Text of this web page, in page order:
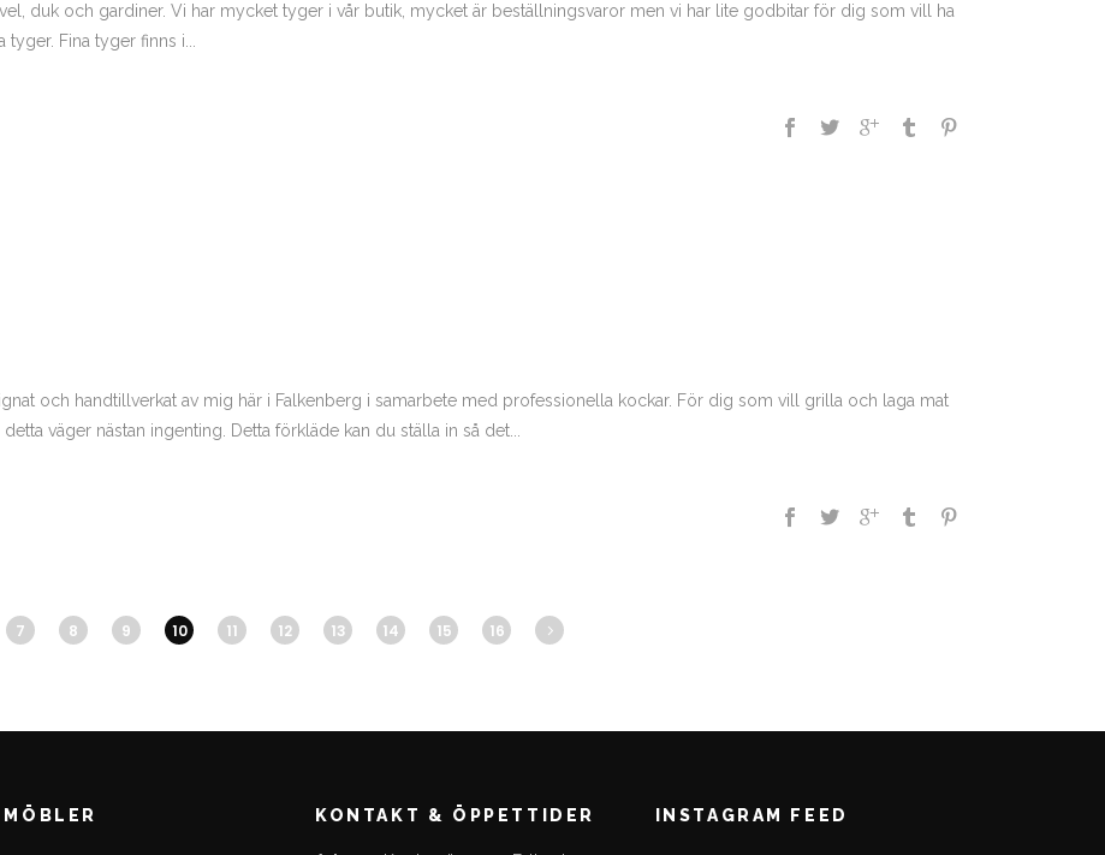
duk och gardiner. Vi har mycket tyger i vår butik, mycket är beställningsvaror men vi har lite godbitar för dig som vill ha
Fina tyger finns i...
och handtillverkat av mig här i Falkenberg i samarbete med professionella kockar. För dig som vill grilla och laga mat
väger nästan ingenting. Detta förkläde kan du ställa in så det...
7 8 9 10 11 12 13 14 15 16
KONTAKT & ÖPPETTIDER INSTAGRAM FEED